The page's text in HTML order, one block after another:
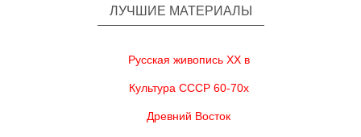
ЛУЧШИЕ МАТЕРИАЛЫ
Русская живопись XX в
Культура СССР 60-70х
Древний Восток